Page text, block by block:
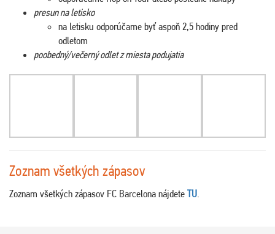
presun na letisko
na letisku odporúčame byť aspoň 2,5 hodiny pred
odletom
poobedný/večerný odlet z miesta podujatia
Zoznam všetkých zápasov
Zoznam všetkých zápasov FC Barcelona nájdete TU.